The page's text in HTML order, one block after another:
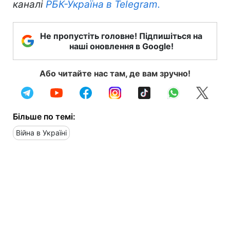
каналі РБК-Україна в Telegram.
Не пропустіть головне! Підпишіться на
наші оновлення в Google!
Або читайте нас там, де вам зручно!
Більше по темі:
Війна в Україні